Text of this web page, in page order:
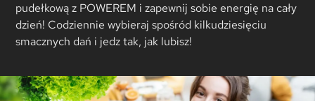
pudełkową z POWEREM i zapewnij sobie energię na cały
dzień! Codziennie wybieraj spośród kilkudziesięciu
smacznych dań i jedz tak, jak lubisz!